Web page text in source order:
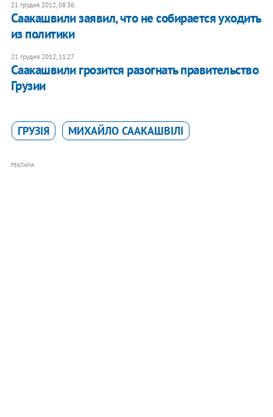
21 грудня 2012, 08:36
Саакашвили заявил, что не собирается уходить
из политики
21 грудня 2012, 11:27
Саакашвили грозится разогнать правительство
Грузии
ГРУЗІЯ МИХАЙЛО СААКАШВІЛІ
РЕКЛАМА